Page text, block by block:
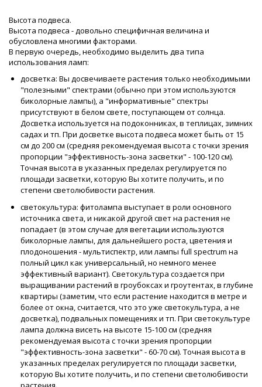
Высота подвеса.
Высота подвеса - довольно специфичная величина и
обусловлена многими факторами.
В первую очередь, необходимо выделить два типа
использования ламп:
досветка: Вы досвечиваете растения только необходимыми
"полезными" спектрами (обычно при этом используются
биколорные лампы), а "информативные" спектры
присутствуют в белом свете, поступающем от солнца.
Досветка используется на подоконниках, в теплицах, зимних
садах и тп. При досветке высота подвеса может быть от 15
см до 200 см (средняя рекомендуемая высота с точки зрения
пропорции "эффективность-зона засветки" - 100-120 см).
Точная высота в указанных пределах регулируется по
площади засветки, которую Вы хотите получить, и по
степени светолюбивости растения.
светокультура: фитолампа выступает в роли основного
источника света, и никакой другой свет на растения не
попадает (в этом случае для вегетации используются
биколорные лампы, для дальнейшего роста, цветения и
плодоношения - мультиспектр, или лампы full spectrum на
полный цикл как универсальный, но немного менее
эффективный вариант). Светокультура создается при
выращивании растений в гроубоксах и гроутентах, в глубине
квартиры (заметим, что если растение находится в метре и
более от окна, считается, что это уже светокультура, а не
досветка), подвальных помещениях и тп. При светокультуре
лампа должна висеть на высоте 15-100 см (средняя
рекомендуемая высота с точки зрения пропорции
"эффективность-зона засветки" - 60-70 см). Точная высота в
указанных пределах регулируется по площади засветки,
которую Вы хотите получить, и по степени светолюбивости